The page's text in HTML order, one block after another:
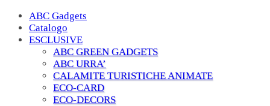
ABC Gadgets
Catalogo
ESCLUSIVE
ABC GREEN GADGETS
ABC URRA’
CALAMITE TURISTICHE ANIMATE
ECO-CARD
ECO-DECORS